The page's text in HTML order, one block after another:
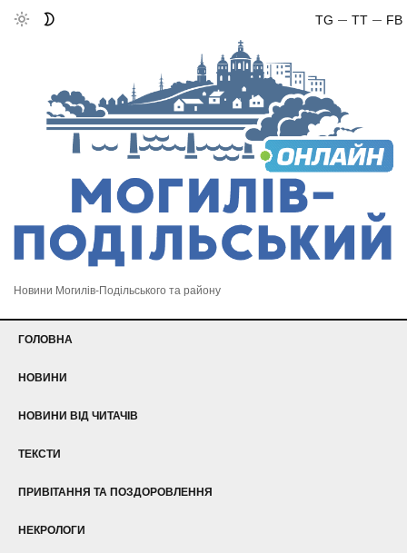
FB
TT
TG
Новини Могилів-Подільського та району
ГОЛОВНА
НОВИНИ
НОВИНИ ВІД ЧИТАЧІВ
ТЕКСТИ
ПРИВІТАННЯ ТА ПОЗДОРОВЛЕННЯ
НЕКРОЛОГИ